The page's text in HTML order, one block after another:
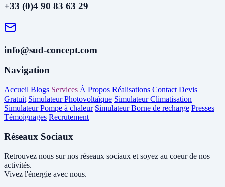
+33 (0)4 90 83 63 29
info@sud-concept.com
Navigation
Accueil Blogs Services À Propos Réalisations Contact Devis
Gratuit Simulateur Photovoltaïque Simulateur Climatisation
Simulateur Pompe à chaleur Simulateur Borne de recharge Presses
Témoignages Recrutement
Réseaux Sociaux
Retrouvez nous sur nos réseaux sociaux et soyez au coeur de nos
activités.
Vivez l'énergie avec nous.